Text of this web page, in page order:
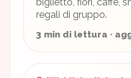
regali di gruppo.
3 min di lettura ·